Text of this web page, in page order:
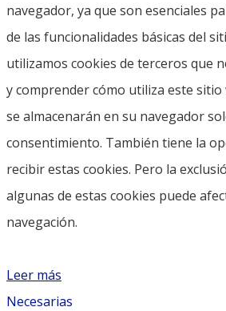
navegador, ya que son esenciales
de las funcionalidades básicas del
utilizamos cookies de terceros que
y comprender cómo utiliza este sitio
se almacenarán en su navegador
consentimiento. También tiene la
recibir estas cookies. Pero la
algunas de estas cookies puede
navegación.
Leer más
Necesarias